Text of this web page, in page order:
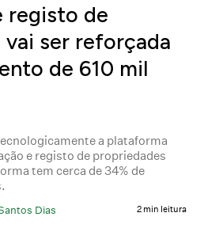
registo de
vai ser reforçada
de 610 mil
a plataforma
e registo de propriedades
tem cerca de 34% de
Dias 2 min leitura